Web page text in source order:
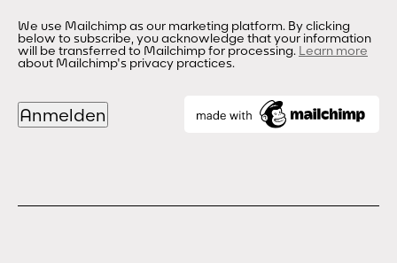
We use Mailchimp as our marketing platform. By clicking
below to subscribe, you acknowledge that your information
will be transferred to Mailchimp for processing. Learn more
about Mailchimp's privacy practices.